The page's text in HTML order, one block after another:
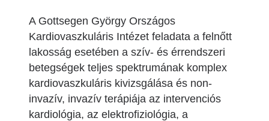
A Gottsegen György Országos
Kardiovaszkuláris Intézet feladata a felnőtt
lakosság esetében a szív- és érrendszeri
betegségek teljes spektrumának komplex
kardiovaszkuláris kivizsgálása és non-
invazív, invazív terápiája az intervenciós
kardiológia, az elektrofiziológia, a